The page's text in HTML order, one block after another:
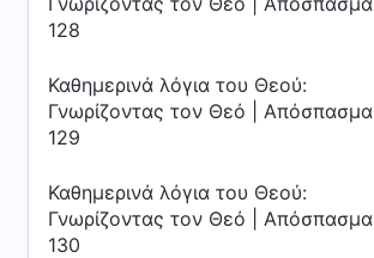
128
Καθημερινά λόγια του Θεού:
Γνωρίζοντας τον Θεό | Απόσπασμα
129
Καθημερινά λόγια του Θεού:
Γνωρίζοντας τον Θεό | Απόσπασμα
130